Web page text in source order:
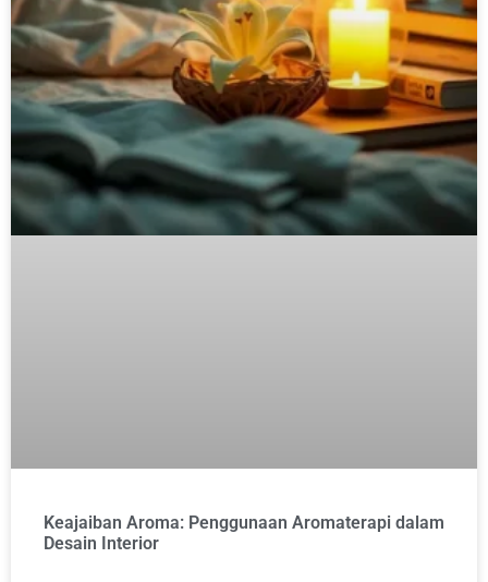
Keajaiban Aroma: Penggunaan Aromaterapi dalam
Desain Interior